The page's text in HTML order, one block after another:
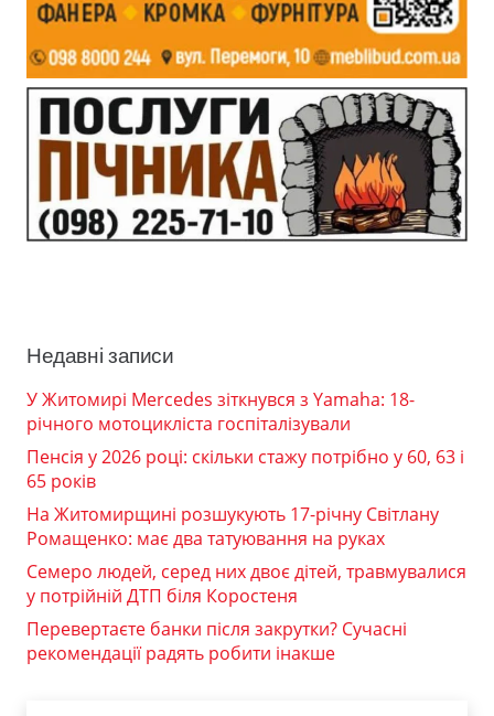
Недавні записи
У Житомирі Mercedes зіткнувся з Yamaha: 18-
річного мотоцикліста госпіталізували
Пенсія у 2026 році: скільки стажу потрібно у 60, 63 і
65 років
На Житомирщині розшукують 17-річну Світлану
Ромащенко: має два татуювання на руках
Семеро людей, серед них двоє дітей, травмувалися
у потрійній ДТП біля Коростеня
Перевертаєте банки після закрутки? Сучасні
рекомендації радять робити інакше